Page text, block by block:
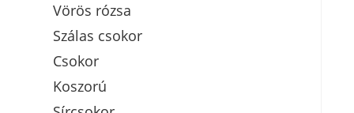
Vörös rózsa
Szálas csokor
Csokor
Koszorú